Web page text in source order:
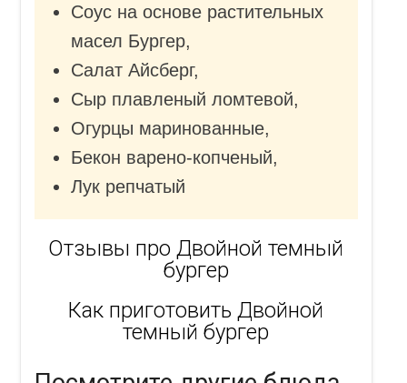
Соус на основе растительных
масел Бургер,
Салат Айсберг,
Сыр плавленый ломтевой,
Огурцы маринованные,
Бекон варено-копченый,
Лук репчатый
Отзывы про Двойной темный
бургер
Как приготовить Двойной
темный бургер